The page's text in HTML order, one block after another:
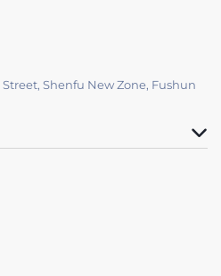
Shenfu New Zone, Fushun